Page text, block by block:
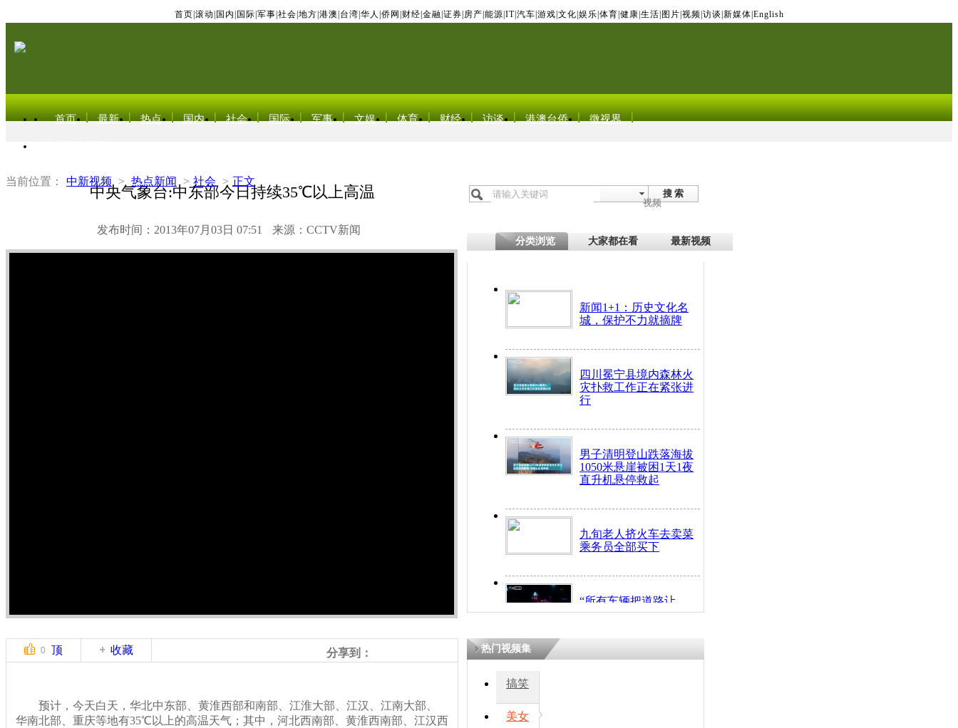
首页 滚动 国内 国际 军事 社会 地方 港澳 台湾 华人 侨网 财经 金融 证券 房产 能源 IT| 汽车 游戏 文化 娱乐 体育 健康 生活 图片 视频 访谈 新媒体 English
首页 最新 热点 国内 社会 国际 军事 文娱 体育 财经 访谈 港澳台侨 微视界
当前位置： 中新视频 > 热点新闻 > 社会 > 正文
中央气象台:中东部今日持续35℃以上高温
发布时间：2013年07月03日 07:51 来源：CCTV新闻
搜 索
视频
分类浏览 大家都在看 最新视频
新闻1+1：历史文化名
城，保护不力就摘牌
四川冕宁县境内森林火
灾扑救工作正在紧张进
行
男子清明登山跌落海拔
1050米悬崖被困1天1夜
直升机悬停救起
九旬老人挤火车去卖菜
乘务员全部买下
“所有车辆把道路让
开！”儿童突发疾病交
0 顶 收藏 分享到：
预计，今天白天，华北中东部、黄淮西部和南部、江淮大部、江汉、江南大部、
华南北部、重庆等地有35℃以上的高温天气；其中，河北西南部、黄淮西南部、江汉西
热门视频集
搞笑
美女